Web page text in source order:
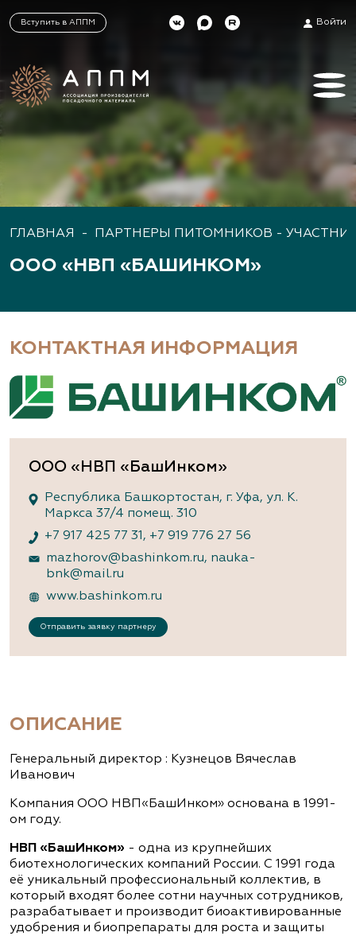
Вступить в АППМ Войти
ГЛАВНАЯ - ПАРТНЕРЫ ПИТОМНИКОВ -
ООО «НВП «БАШИНКОМ»
КОНТАКТНАЯ ИНФОРМАЦИЯ
ООО «НВП «БашИнком»
Республика Башкортостан, г. Уфа, ул. К.
Маркса 37/4 помещ. 310
+7 917 425 77 31, +7 919 776 27 56
mazhorov@bashinkom.ru, nauka-
bnk@mail.ru
www.bashinkom.ru
Отправить заявку партнеру
ОПИСАНИЕ
Генеральный директор : Кузнецов Вячеслав
Иванович
Компания ООО НВП«БашИнком» основана в 1991-
ом году.
НВП «БашИнком» - одна из крупнейших
биотехнологических компаний России. С 1991 года
её уникальный профессиональный коллектив, в
который входят более сотни научных сотрудников,
разрабатывает и производит биоактивированные
удобрения и биопрепараты для роста и защиты